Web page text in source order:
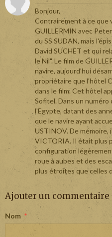
Bonjour,
Contrairement à ce que
GUILLERMIN avec
du SS SUDAN, mais
David SUCHET et qui
le Nil". Le film de
navire, aujourd'hui
propriétaire que l'hôtel
dans le film. Cet hôtel
Sofitel. Dans un numéro
l'Egypte, datant des
que le navire ayant
USTINOV. De mémoire,
VICTORIA. Il était plus
configuration
roue à aubes et des
plus étroites que celles
Ajouter un commentaire
Nom